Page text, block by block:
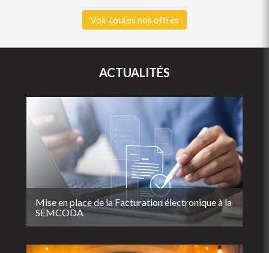
Voir toutes nos offres
ACTUALITÉS
Mise en place de la Facturation électronique à la
SEMCODA